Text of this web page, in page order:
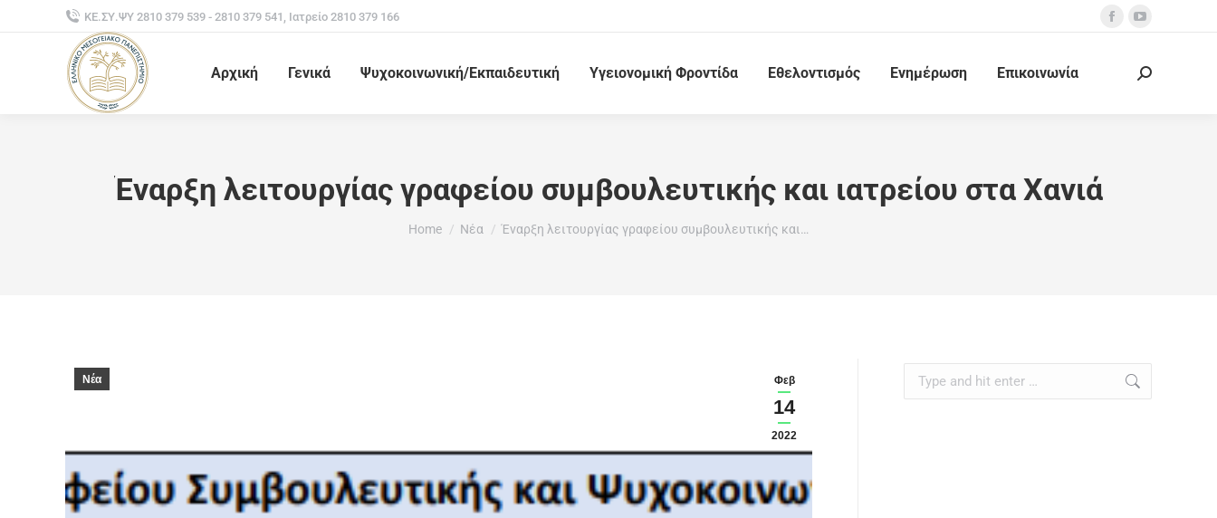
ΚΕ.ΣΥ.ΨΥ 2810 379 539 - 2810 379 541, Ιατρείο 2810 379 166
Αρχική Γενικά Ψυχοκοινωνική/Εκπαιδευτική Υγειονομική Φροντίδα Εθελοντισμός Ενημέρωση Επικοινωνία
Έναρξη λειτουργίας γραφείου συμβουλευτικής και ιατρείου στα Χανιά
You are here:
Home Νέα Έναρξη λειτουργίας γραφείου συμβουλευτικής και…
Φεβ
14
2022
Νέα